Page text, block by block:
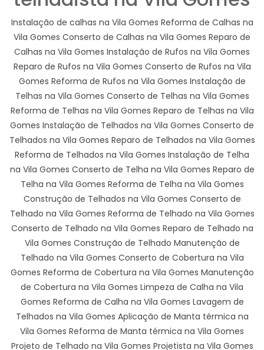
Instalação de calhas na Vila Gomes Reforma de Calhas na
Vila Gomes Conserto de Calhas na Vila Gomes Reparo de
Calhas na Vila Gomes Instalação de Rufos na Vila Gomes
Reparo de Rufos na Vila Gomes Conserto de Rufos na Vila
Gomes Reforma de Rufos na Vila Gomes Instalação de
Telhas na Vila Gomes Conserto de Telhas na Vila Gomes
Reforma de Telhas na Vila Gomes Reparo de Telhas na Vila
Gomes Instalação de Telhados na Vila Gomes Conserto de
Telhados na Vila Gomes Reparo de Telhados na Vila Gomes
Reforma de Telhados na Vila Gomes Instalação de Telha
na Vila Gomes Conserto de Telha na Vila Gomes Reparo de
Telha na Vila Gomes Reforma de Telha na Vila Gomes
Construção de Telhados na Vila Gomes Conserto de
Telhado na Vila Gomes Reforma de Telhado na Vila Gomes
Conserto de Telhado na Vila Gomes Reparo de Telhado na
Vila Gomes Construção de Telhado Manutenção de
Telhado na Vila Gomes Conserto de Cobertura na Vila
Gomes Reforma de Cobertura na Vila Gomes Manutenção
de Cobertura na Vila Gomes Limpeza de Calha na Vila
Gomes Reforma de Calha na Vila Gomes Lavagem de
Telhados na Vila Gomes Aplicação de Manta térmica na
Vila Gomes Reforma de Manta térmica na Vila Gomes
Projeto de Telhado na Vila Gomes Projetista na Vila Gomes